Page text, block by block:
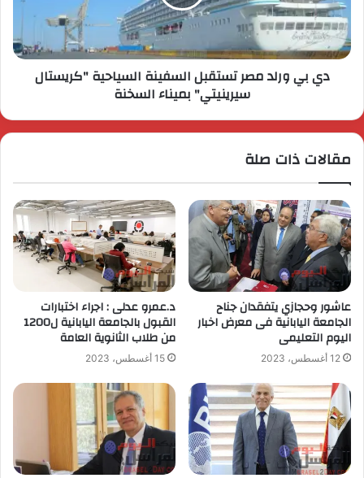
دي بي ورلد مصر تستقبل السفينة السياحية "كريستال
سيرينيتي" بميناء السخنة
مقالات ذات صلة
عاشور وحجازي يتفقدان جناح
الجامعة اليابانية فى معرض اخبار
اليوم التعليمى
12 أغسطس، 2023
د.عمرو عدلى : اجراء اختبارات
القبول بالجامعة اليابانية ل1200
من طلاب الثانوية العامة
15 أغسطس، 2023